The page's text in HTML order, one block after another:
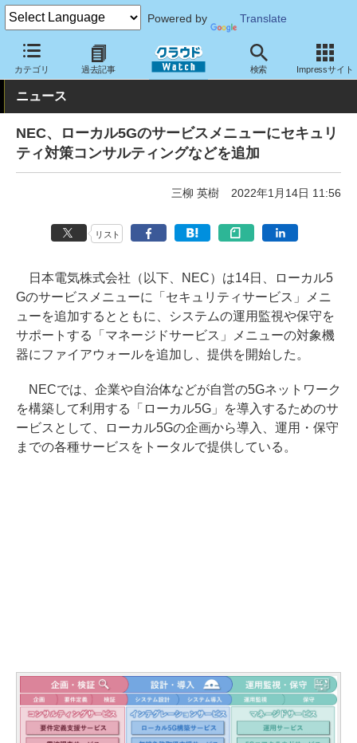
Powered by Translate
カテゴリ 過去記事 検索 Impressサイト
クラウド Watch ネットワーク 通信インフラ
ニュース
NEC、ローカル5Gのサービスメニューにセキュリ
ティ対策コンサルティングなどを追加
三柳 英樹 2022年1月14日 11:56
リスト
日本電気株式会社（以下、NEC）は14日、ローカル5
Gのサービスメニューに「セキュリティサービス」メニ
ューを追加するとともに、システムの運用監視や保守を
サポートする「マネージドサービス」メニューの対象機
器にファイアウォールを追加し、提供を開始した。
NECでは、企業や自治体などが自営の5Gネットワーク
を構築して利用する「ローカル5G」を導入するためのサ
ービスとして、ローカル5Gの企画から導入、運用・保守
までの各種サービスをトータルで提供している。